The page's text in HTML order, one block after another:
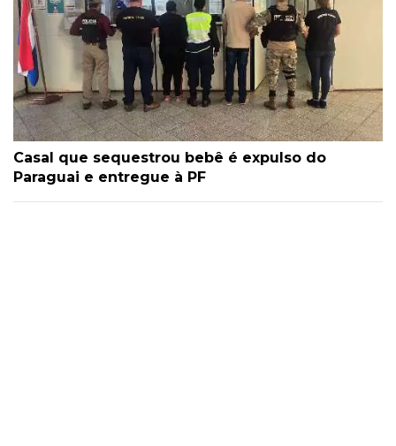
Casal que sequestrou bebê é expulso do
Paraguai e entregue à PF